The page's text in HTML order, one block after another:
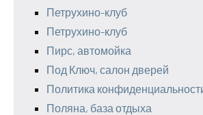
Петрухино-клуб
Петрухино-клуб
Пирс, автомойка
Под Ключ, салон дверей
Политика
Поляна, база отдыха